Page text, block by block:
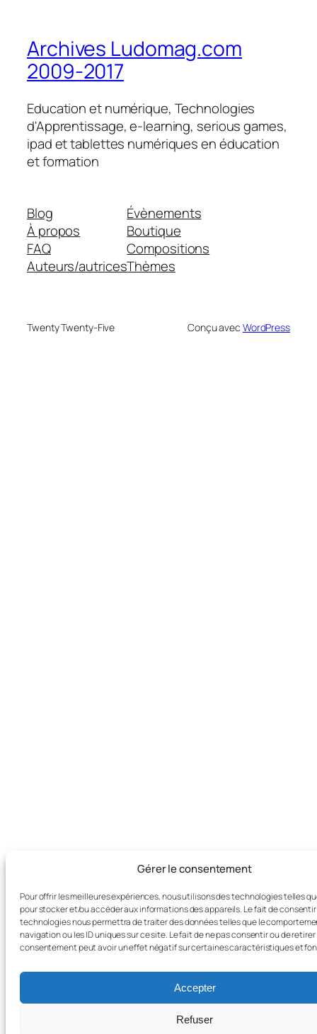
Gérer le consentement
Pour offrir les meilleures expériences, nous utilisons des technologies telles
pour stocker et/ou accéder aux informations des appareils. Le fait de
technologies nous permettra de traiter des données telles que le
navigation ou les ID uniques sur ce site. Le fait de ne pas consentir ou de retirer
consentement peut avoir un effet négatif sur certaines caractéristiques et
Accepter
Refuser
Archives Ludomag.com
2009-2017
Education et numérique, Technologies
d'Apprentissage, e-learning, serious games,
ipad et tablettes numériques en éducation
et formation
Blog
À propos
FAQ
Auteurs/autrices
Évènements
Boutique
Compositions
Thèmes
Twenty Twenty-Five Conçu avec WordPress